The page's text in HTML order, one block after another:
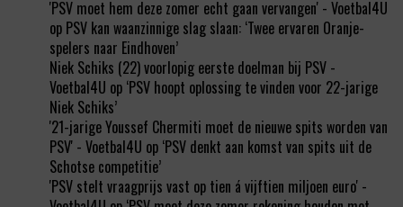
'PSV moet hem deze zomer echt gaan vervangen' - Voetbal4U
op PSV kan waanzinnige slag slaan: ‘Twee ervaren Oranje-
spelers naar Eindhoven’
Niek Schiks (22) voorlopig eerste doelman bij PSV -
Voetbal4U op ‘PSV hoopt oplossing te vinden voor 22-jarige
Niek Schiks’
'21-jarige Youssef Chermiti moet de nieuwe spits worden van
PSV' - Voetbal4U op ‘PSV denkt aan komst van spits uit de
Schotse competitie’
'PSV stelt vraagprijs vast op tien á vijftien miljoen euro' -